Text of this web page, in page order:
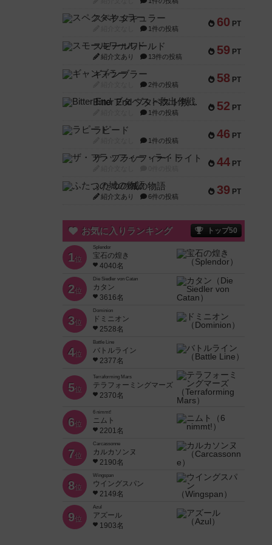
60 PT
スペクタキュラー
1件の投稿
59 PT
スモールワールド
紹介文あり 13件の投稿
58 PT
ギャンブラー
2件の投稿
52 PT
Bitter End ブタペスト救出作戦
1件の投稿
46 PT
ラピード
1件の投稿
44 PT
ザ・フラッフィー・ライト
39 PT
ふたつの城の物語
紹介文あり 6件の投稿
お気に入りランキング トップ50
1位
Splendor
宝石の煌き
4040名
2位
Die Siedler von Catan
カタン
3616名
3位
Dominion
ドミニオン
2528名
4位
Battle Line
バトルライン
2377名
5位
Terraforming Mars
テラフォーミングマーズ
2370名
6位
6 nimmt!
ニムト
2201名
7位
Carcassonne
カルカソンヌ
2190名
8位
Wingspan
ウイングスパン
2149名
9位
Azul
アズール
1903名